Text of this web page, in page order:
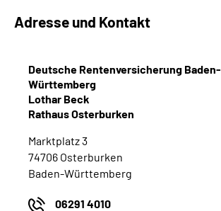
Inhalte in Gebärdensprache (DGS)
Leichte Sprache
Adresse und Kontakt
Deutsche Rentenversicherung Baden-
Württemberg
Lothar Beck
Rathaus Osterburken
Marktplatz 3
74706 Osterburken
Baden-Württemberg
06291 4010